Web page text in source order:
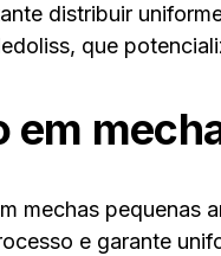
distribuir
que
em
mechas pequenas
e garante